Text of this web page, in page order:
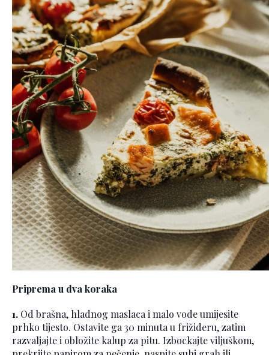
Priprema u dva koraka
1. Od brašna, hladnog maslaca i malo vode umijesite
prhko tijesto. Ostavite ga 30 minuta u frižideru, zatim
razvaljajte i obložite kalup za pitu. Izbockajte viljuškom,